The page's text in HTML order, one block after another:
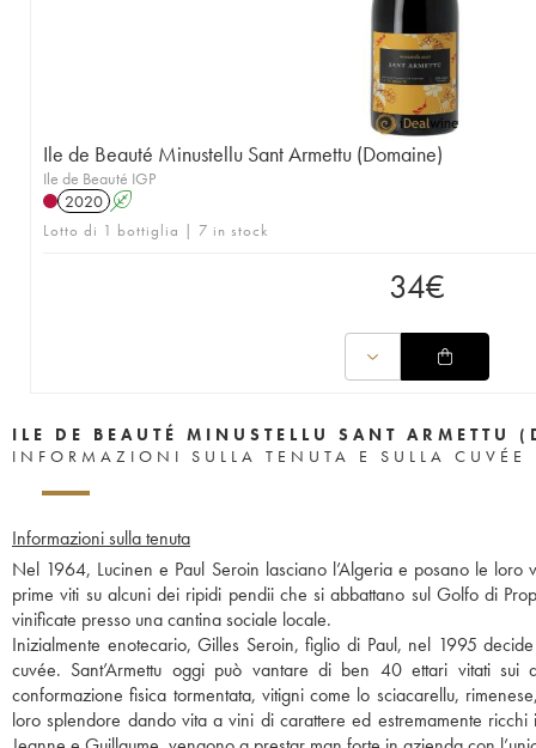
Ile de Beauté Minustellu Sant Armettu (Domaine)
Ile de Beauté IGP
2020 A
Lotto di 1 bottiglia | 7 in stock
34€
ILE DE BEAUTÉ MINUSTELLU SANT ARMETTU
INFORMAZIONI SULLA TENUTA E SULLA CUVÉE
Informazioni sulla tenuta
Nel 1964, Lucinen e Paul Seroin lasciano l’Algeria e posano le
prime viti su alcuni dei ripidi pendii che si abbattano sul Golfo di
vinificate presso una cantina sociale locale.
Inizialmente enotecario, Gilles Seroin, figlio di Paul, nel 1995
cuvée. Sant’Armettu oggi può vantare di ben 40 ettari vitati sui
conformazione fisica tormentata, vitigni come lo sciacarellu,
loro splendore dando vita a vini di carattere ed estremamente